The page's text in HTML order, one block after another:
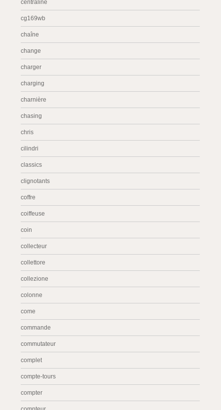
centraline
cg169wb
chaîne
change
charger
charging
charnière
chasing
chris
cilindri
classics
clignotants
coffre
coiffeuse
coin
collecteur
collettore
collezione
colonne
come
commande
commutateur
complet
compte-tours
compter